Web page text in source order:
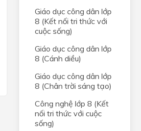
Giáo dục công dân lớp
8 (Kết nối tri thức với
cuộc sống)
Giáo dục công dân lớp
8 (Cánh diều)
Giáo dục công dân lớp
8 (Chân trời sáng tạo)
Công nghệ lớp 8 (Kết
nối tri thức với cuộc
sống)